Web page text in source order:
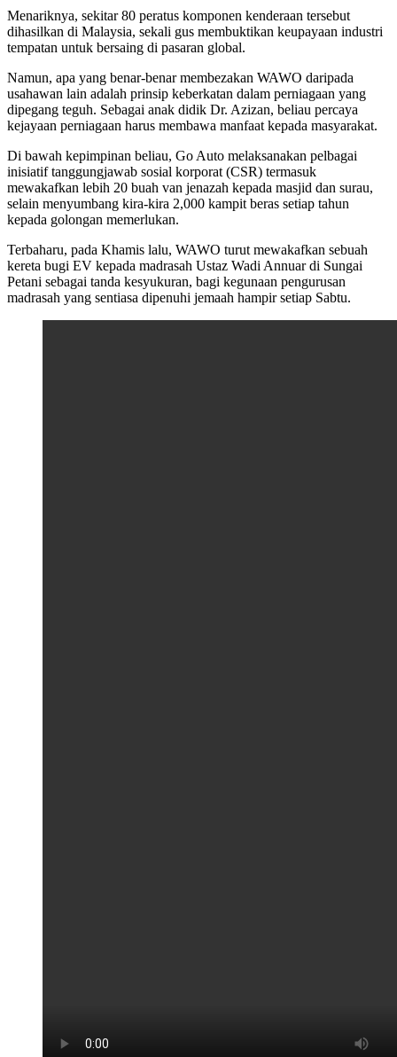
Menariknya, sekitar 80 peratus komponen kenderaan tersebut
dihasilkan di Malaysia, sekali gus membuktikan keupayaan industri
tempatan untuk bersaing di pasaran global.
Namun, apa yang benar-benar membezakan WAWO daripada
usahawan lain adalah prinsip keberkatan dalam perniagaan yang
dipegang teguh. Sebagai anak didik Dr. Azizan, beliau percaya
kejayaan perniagaan harus membawa manfaat kepada masyarakat.
Di bawah kepimpinan beliau, Go Auto melaksanakan pelbagai
inisiatif tanggungjawab sosial korporat (CSR) termasuk
mewakafkan lebih 20 buah van jenazah kepada masjid dan surau,
selain menyumbang kira-kira 2,000 kampit beras setiap tahun
kepada golongan memerlukan.
Terbaharu, pada Khamis lalu, WAWO turut mewakafkan sebuah
kereta bugi EV kepada madrasah Ustaz Wadi Annuar di Sungai
Petani sebagai tanda kesyukuran, bagi kegunaan pengurusan
madrasah yang sentiasa dipenuhi jemaah hampir setiap Sabtu.